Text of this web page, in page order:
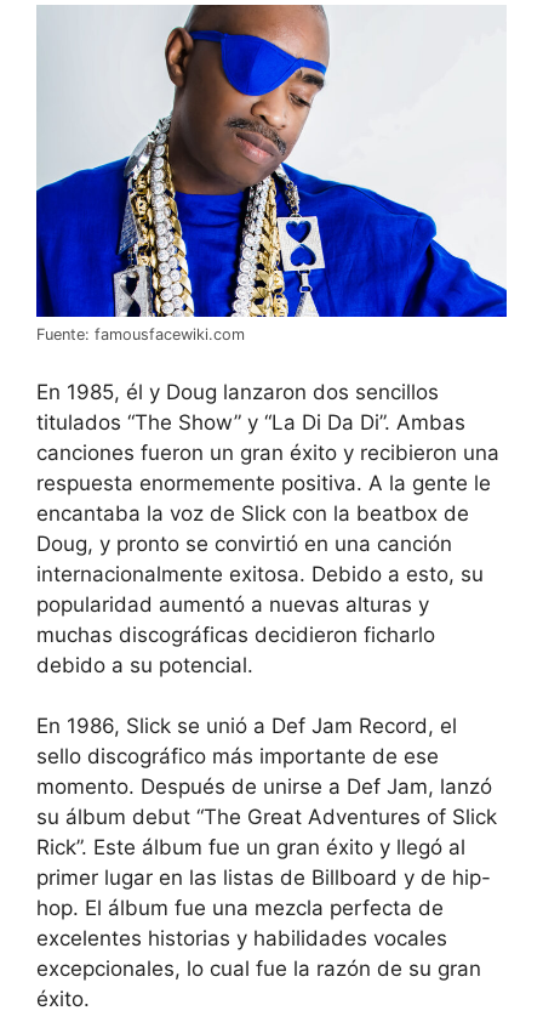
Fuente: famousfacewiki.com
En 1985, él y Doug lanzaron dos sencillos
titulados “The Show” y “La Di Da Di”. Ambas
canciones fueron un gran éxito y recibieron una
respuesta enormemente positiva. A la gente le
encantaba la voz de Slick con la beatbox de
Doug, y pronto se convirtió en una canción
internacionalmente exitosa. Debido a esto, su
popularidad aumentó a nuevas alturas y
muchas discográficas decidieron ficharlo
debido a su potencial.
En 1986, Slick se unió a Def Jam Record, el
sello discográfico más importante de ese
momento. Después de unirse a Def Jam, lanzó
su álbum debut “The Great Adventures of Slick
Rick”. Este álbum fue un gran éxito y llegó al
primer lugar en las listas de Billboard y de hip-
hop. El álbum fue una mezcla perfecta de
excelentes historias y habilidades vocales
excepcionales, lo cual fue la razón de su gran
éxito.